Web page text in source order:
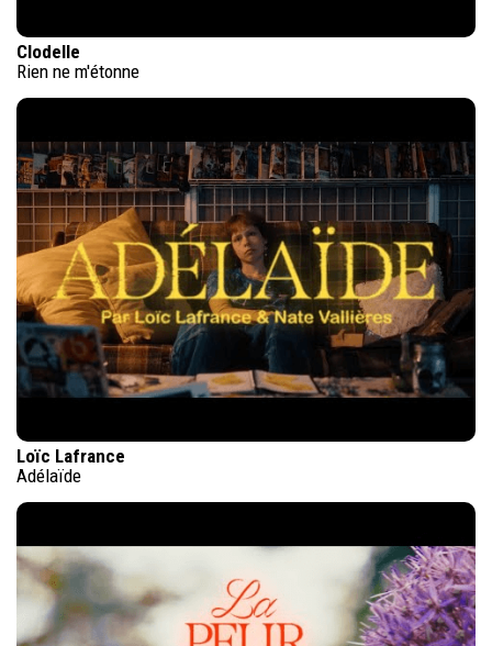
Clodelle
Rien ne m'étonne
Loïc Lafrance
Adélaïde